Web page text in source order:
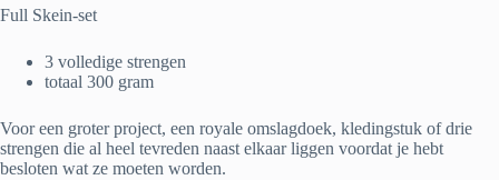
Full Skein-set
3 volledige strengen
totaal 300 gram
Voor een groter project, een royale omslagdoek, kledingstuk of drie
strengen die al heel tevreden naast elkaar liggen voordat je hebt
besloten wat ze moeten worden.